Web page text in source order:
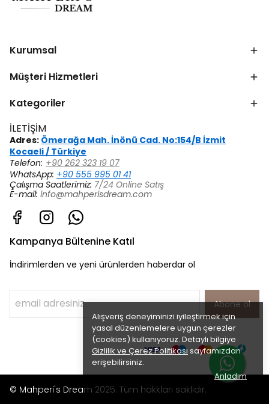
Alışveriş deneyiminizi iyileştirmek için
yasal düzenlemelere uygun çerezler
(cookies) kullanıyoruz. Detaylı bilgiye
Gizlilik ve Çerez Politikası sayfamızdan
erişebilirsiniz.
Anladım
Kurumsal
Müşteri Hizmetleri
Kategoriler
İLETİŞİM
Adres: Ömerağa Mah. İnönü Cad. No:154/B İzmit
Kocaeli / Türkiye
Telefon: +90 262 323 19 07
WhatsApp: +90 555 995 01 41
Çalışma Saatlerimiz: 7/24 Online Satış
E-mail: info@mahperisdream.com
Kampanya Bültenine Katıl
İndirimlerden ve yeni ürünlerden haberdar ol
Abone ol
© Mahperi's Dream 2025. Tüm hakkları saklıdır.